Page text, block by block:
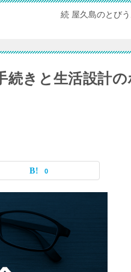
続 屋久島のとび
続きと生活設計の
0